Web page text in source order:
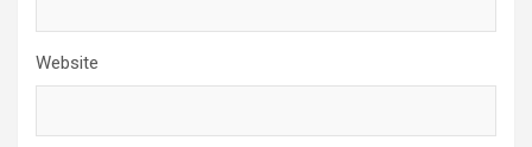
Website